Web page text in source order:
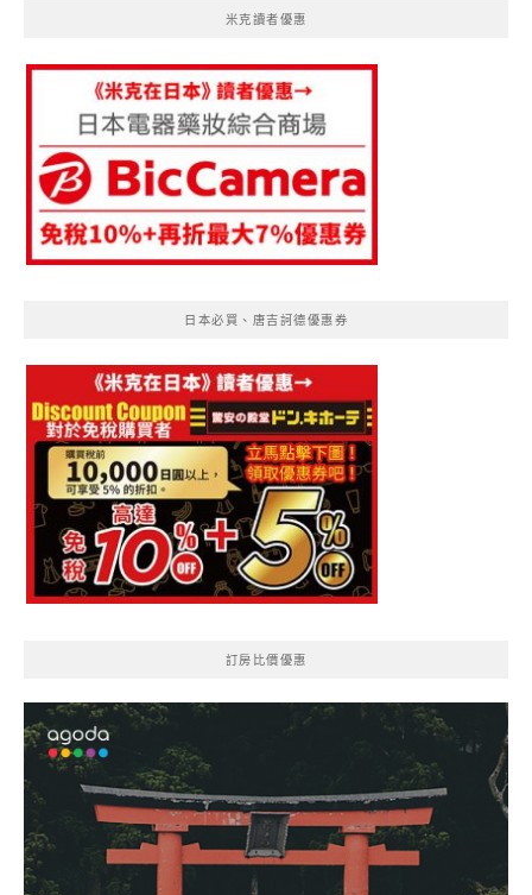
米克讀者優惠
日本必買、唐吉訶德優惠券
訂房比價優惠